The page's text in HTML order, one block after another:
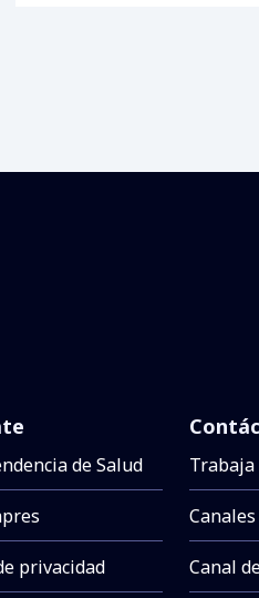
de Salud
privacidad
Trabaja
Canal